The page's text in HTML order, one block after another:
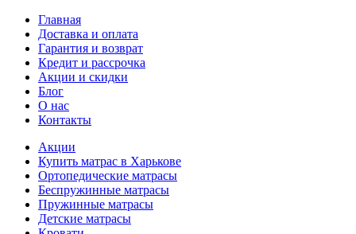
Главная
Доставка и оплата
Гарантия и возврат
Кредит и рассрочка
Акции и скидки
Блог
О нас
Контакты
Акции
Купить матрас в Харькове
Ортопедические матрасы
Беспружинные матрасы
Пружинные матрасы
Детские матрасы